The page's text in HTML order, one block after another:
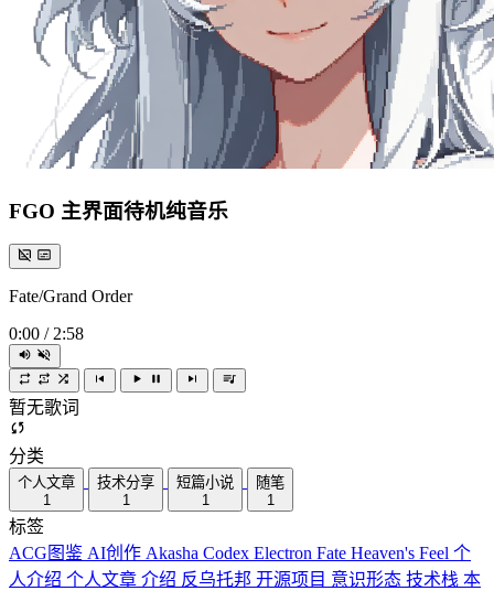
FGO 主界面待机纯音乐
Fate/Grand Order
0:00 / 2:58
暂无歌词
分类
个人文章
1
技术分享
1
短篇小说
1
随笔
1
标签
ACG图鉴 AI创作 Akasha Codex Electron Fate Heaven's Feel 个
人介绍 个人文章 介绍 反乌托邦 开源项目 意识形态 技术栈 本